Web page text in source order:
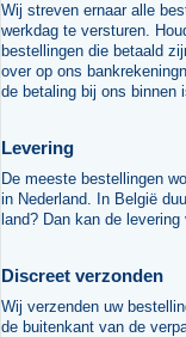
Wij streven ernaar alle
werkdag te versturen.
bestellingen die betaald
over op ons
de betaling bij ons binnen
Levering
De meeste bestellingen
in Nederland. In België
land? Dan kan de
Discreet verzonden
Wij verzenden uw
de buitenkant van de